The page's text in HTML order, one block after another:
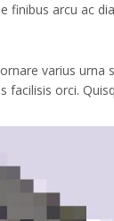
finibus arcu ac
varius urna
orci.